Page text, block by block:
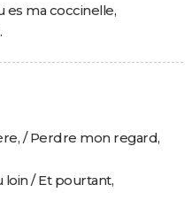
es ma coccinelle,
/ Perdre mon regard,
/ Et pourtant,